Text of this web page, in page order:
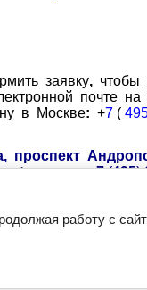
заявку, чтобы
почте на
в Москве: +7 (
st.ru, тел.: +7(495)
работу с